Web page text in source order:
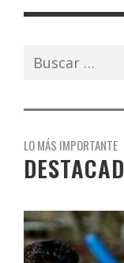
Buscar:
LO MÁS IMPORTANTE